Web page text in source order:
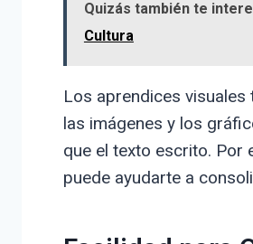
Quizás también te
Cultura
Los aprendices
las imágenes y los
que el texto escrito. Por
puede ayudarte a